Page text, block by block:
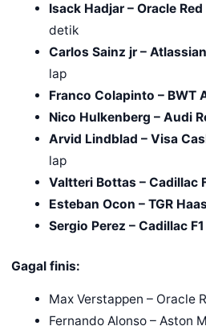
Isack Hadjar – Oracle
detik
Carlos Sainz jr –
lap
Franco Colapinto – BWT
Nico Hulkenberg – Audi
Arvid Lindblad – Visa
lap
Valtteri Bottas – Cadillac
Esteban Ocon – TGR
Sergio Perez – Cadillac
Gagal finis:
Max Verstappen – Oracle
Fernando Alonso – Aston